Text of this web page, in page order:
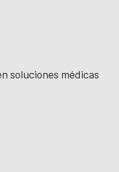
soluciones médicas